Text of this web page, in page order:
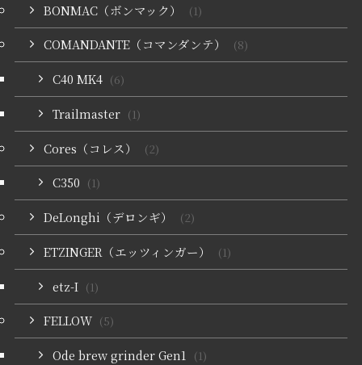
BONMAC（ボンマック） (1)
COMANDANTE（コマンダンテ） (8)
C40 MK4 (6)
Trailmaster (1)
Cores（コレス） (2)
C350 (1)
DeLonghi（デロンギ） (2)
ETZINGER（エッツィンガー） (1)
etz-I (1)
FELLOW (5)
Ode brew grinder Gen1 (1)